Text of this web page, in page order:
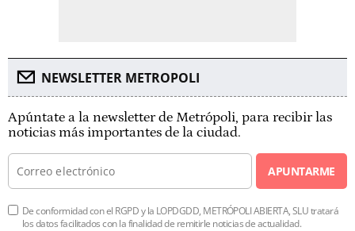
NEWSLETTER METROPOLI
Apúntate a la newsletter de Metrópoli, para recibir las
noticias más importantes de la ciudad.
APUNTARME
De conformidad con el RGPD y la LOPDGDD, METRÓPOLI ABIERTA, SLU tratará
los datos facilitados con la finalidad de remitirle noticias de actualidad.